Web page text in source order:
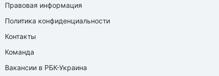
Правовая информация
Политика конфиденциальности
Контакты
Команда
Вакансии в РБК-Украина